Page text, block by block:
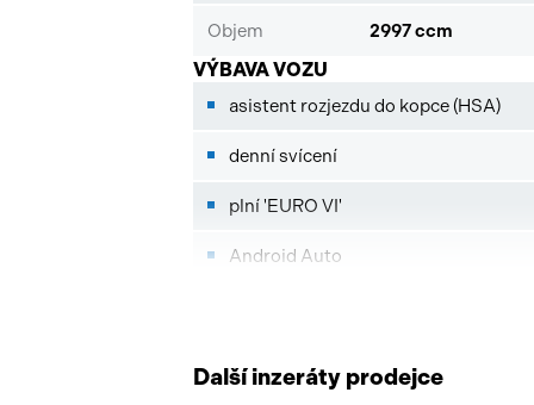
Objem 2997 ccm
VÝBAVA VOZU
asistent rozjezdu do kopce (HSA)
denní svícení
plní 'EURO VI'
Android Auto
Další inzeráty prodejce